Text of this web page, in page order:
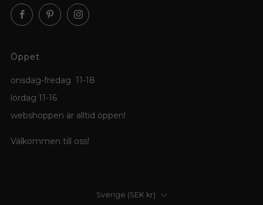
FacebookPinterestInstagram
Öppet
onsdag-fredag 11-18
lördag 11-16
webshoppen är alltid öppen!
Välkommen till oss!
Land
Sverige (SEK kr)